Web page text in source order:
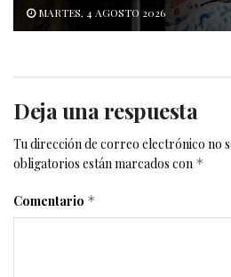
MARTES, 4 AGOSTO 2026
Deja una respuesta
Tu dirección de correo electrónico no
obligatorios están marcados con *
Comentario *